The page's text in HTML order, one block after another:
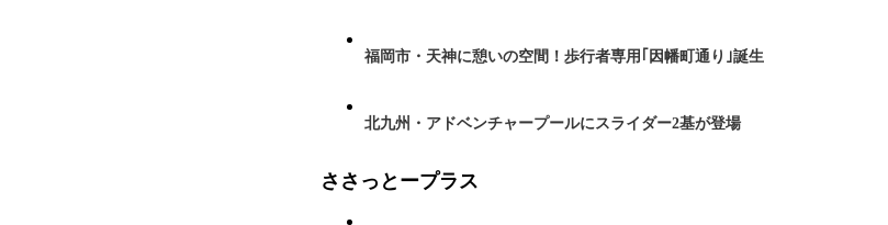
福岡市・天神に憩いの空間！歩行者専用｢因幡町通り｣誕生
北九州・アドベンチャープールにスライダー2基が登場
ささっとープラス